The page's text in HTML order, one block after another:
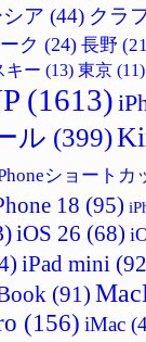
ア (44) クラ
ク (24) 長野
キー (13) 東京 (11)
(1613)
ル (399)
ショートカ
18 (95)
iOS 26 (68)
iPad mini
(91)
(156) iMac